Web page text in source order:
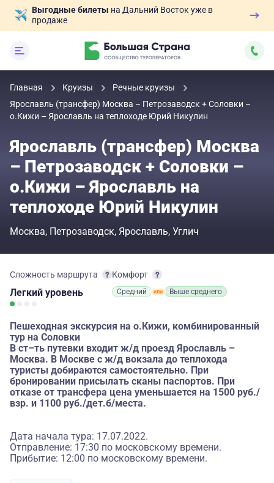
Выгодные билеты на Дальний Восток уже в
продаже
Главная Круизы
Речные круизы
Ярославль (трансфер) Москва – Петрозаводск + Соловки –
о.Кижи – Ярославль на теплоходе Юрий Никулин
Ярославль (трансфер) Москва
– Петрозаводск + Соловки –
о.Кижи – Ярославль на
теплоходе Юрий Никулин
Москва Петрозаводск Ярославль Углич
Сложность маршрута
Легкий уровень
Комфорт
Средний Выше среднего
Пешеходная экскурсия на о.Кижи, комбинированный
тур на Соловки
В ст–ть путевки входит ж/д проезд Ярославль –
Москва. В Москве с ж/д вокзала до теплохода
туристы добираются самостоятельно. При
бронировании присылать сканы паспортов. При
отказе от трансфера цена уменьшается на 1500 руб./
взр. и 1100 руб./дет.б/места.
Дата начала тура: 17.07.2022.
Отправление: 17:30 по московскому времени.
Прибытие: 12:00 по московскому времени.